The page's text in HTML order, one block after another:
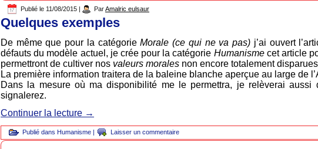
Publié le 11/08/2015 ParAmalric eulsaur
Quelques exemples
De même que pour la catégorieMorale (ce qui ne va pas) j’ai ouvert
défauts du modèle actuel, je crée pour la catégorie Humanismecet article
permettront de cultiver nos valeurs morales non encore totalement
La première information traitera de la baleine blanche aperçue au large de
Dans la mesure où ma disponibilité me le permettra, je relèverai aussi
signalerez.
Continuer la lecture →
Publié dans Humanisme Laisser un commentaire